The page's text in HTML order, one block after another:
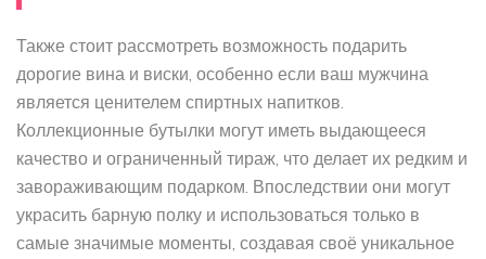
Также стоит рассмотреть возможность подарить
дорогие вина и виски, особенно если ваш мужчина
является ценителем спиртных напитков.
Коллекционные бутылки могут иметь выдающееся
качество и ограниченный тираж, что делает их редким и
завораживающим подарком. Впоследствии они могут
украсить барную полку и использоваться только в
самые значимые моменты, создавая своё уникальное